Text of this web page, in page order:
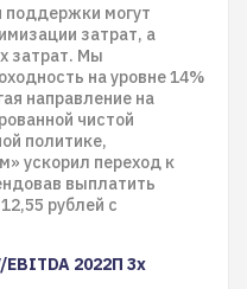
могут
затрат, а
затрат. Мы
на уровне 14%
направление на
чистой
политике,
ускорил переход к
выплатить
рублей с
2022П 3x